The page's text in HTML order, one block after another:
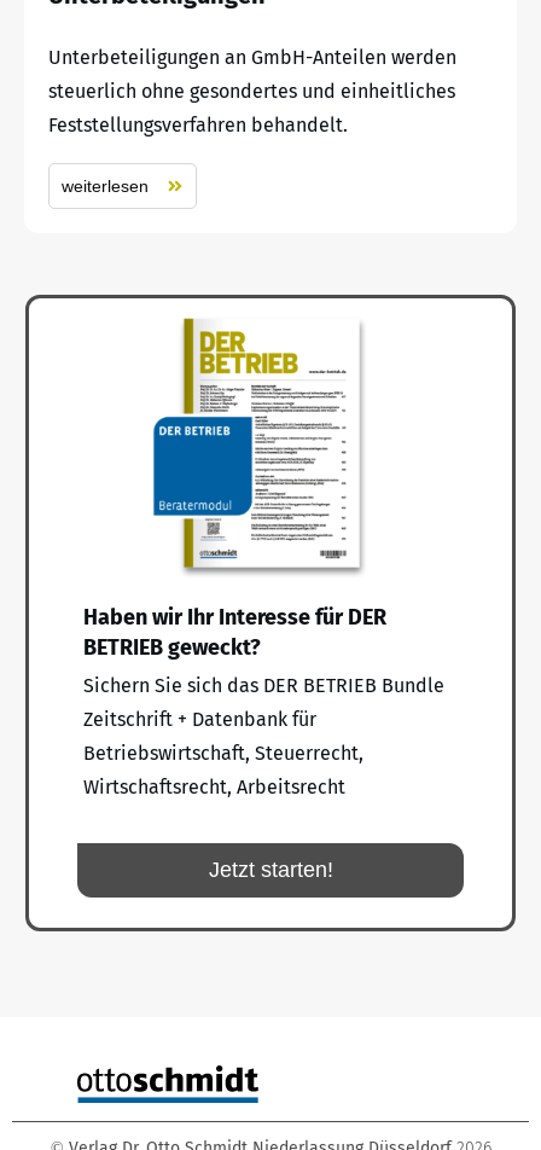
Unterbeteiligungen an GmbH-Anteilen werden
steuerlich ohne gesondertes und einheitliches
Feststellungsverfahren behandelt.
weiterlesen
Haben wir Ihr Interesse für DER
BETRIEB geweckt?
Sichern Sie sich das DER BETRIEB Bundle
Zeitschrift + Datenbank für
Betriebswirtschaft, Steuerrecht,
Wirtschaftsrecht, Arbeitsrecht
Jetzt starten!